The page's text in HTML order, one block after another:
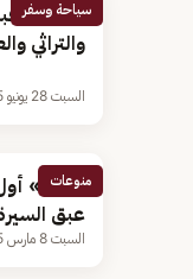
سياحة وسفر
«مقصد
والتراثي
السبت 28 يونيو 2025
منوعات
«قباء»
عبق
السبت 8 مارس 2025